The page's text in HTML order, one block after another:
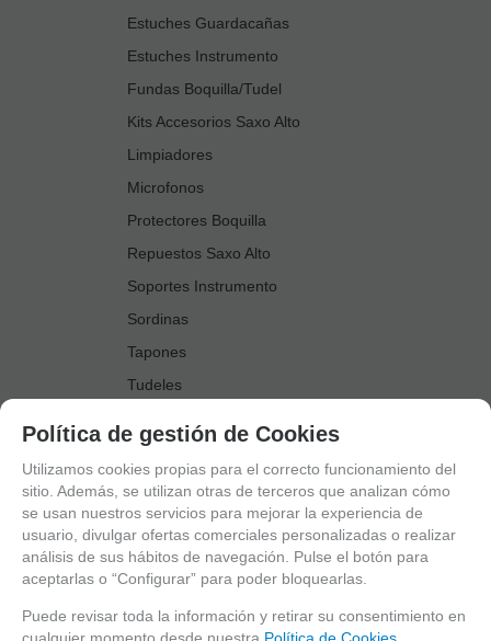
Estuches Guardacañas
Estuches Instrumento
Fundas Boquilla/Tudel
Kits Accesorios Saxo Alto
Limpiadores
Microfonos
Protectores Boquilla
Repuestos Saxo Alto
Soportes Instrumento
Sordinas
Tapones
Tudeles
Accesorios Saxo Tenor
Abrazaderas
Anillo Fonico Saxo Tenor
Atriles Marcha
Boquillas
Boquilleros
Política de gestión de Cookies
Utilizamos cookies propias para el correcto funcionamiento del
sitio. Además, se utilizan otras de terceros que analizan cómo
se usan nuestros servicios para mejorar la experiencia de
usuario, divulgar ofertas comerciales personalizadas o realizar
análisis de sus hábitos de navegación. Pulse el botón para
aceptarlas o “Configurar” para poder bloquearlas.
Puede revisar toda la información y retirar su consentimiento en